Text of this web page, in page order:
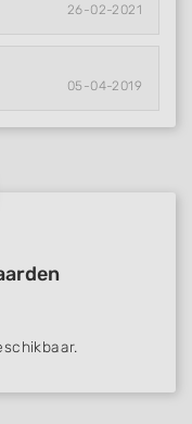
26-02-2021
05-04-2019